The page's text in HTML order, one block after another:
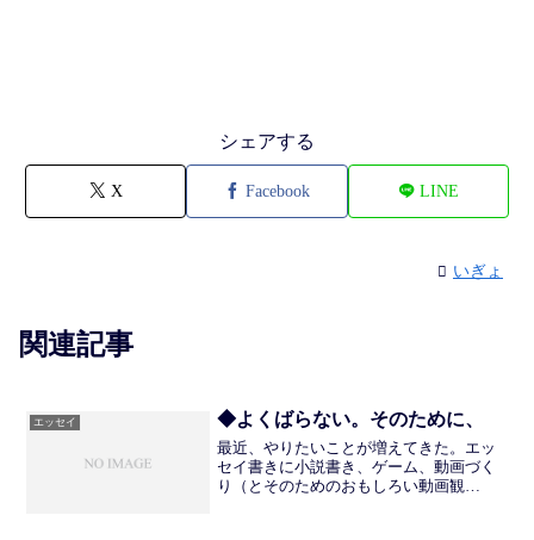
シェアする
X Facebook LINE
いぎょ
関連記事
エッセイ ◆よくばらない。そのために、
最近、やりたいことが増えてきた。エッ
セイ書きに小説書き、ゲーム、動画づく
り（とそのためのおもしろい動画観